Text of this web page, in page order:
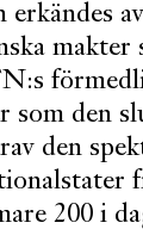
erkändes
makter
som den
den
200 i